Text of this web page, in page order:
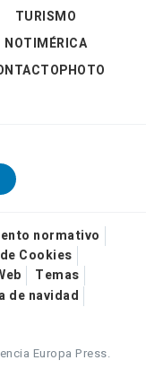
TURISMO
NOTIMÉRICA
normativo
Cookies
Temas
de navidad
Europa Press.